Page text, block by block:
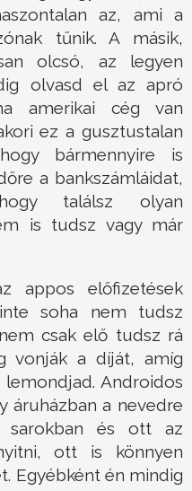
az, ami a
tűnik. A másik,
olcsó, az legyen
olvasd el az apró
amerikai cég van
ez a gusztustalan
bármennyire is
a bankszámláidat,
találsz olyan
is tudsz vagy már
appos előfizetések
soha nem tudsz
csak elő tudsz rá
vonják a díját, amíg
Androidos
áruházban a nevedre
és ott az
ott is könnyen
Egyébként én mindig